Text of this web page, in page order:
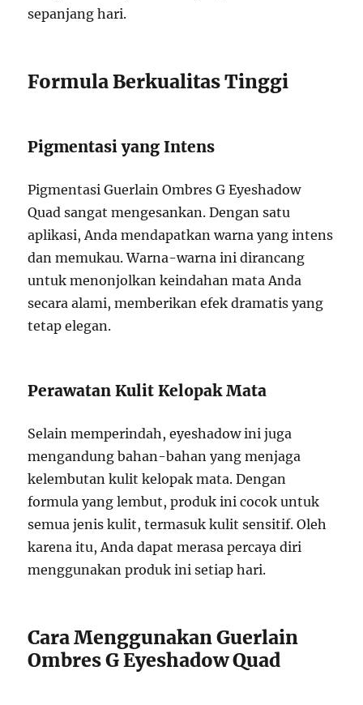
sepanjang hari.
Formula Berkualitas Tinggi
Pigmentasi yang Intens
Pigmentasi Guerlain Ombres G Eyeshadow
Quad sangat mengesankan. Dengan satu
aplikasi, Anda mendapatkan warna yang intens
dan memukau. Warna-warna ini dirancang
untuk menonjolkan keindahan mata Anda
secara alami, memberikan efek dramatis yang
tetap elegan.
Perawatan Kulit Kelopak Mata
Selain memperindah, eyeshadow ini juga
mengandung bahan-bahan yang menjaga
kelembutan kulit kelopak mata. Dengan
formula yang lembut, produk ini cocok untuk
semua jenis kulit, termasuk kulit sensitif. Oleh
karena itu, Anda dapat merasa percaya diri
menggunakan produk ini setiap hari.
Cara Menggunakan Guerlain
Ombres G Eyeshadow Quad